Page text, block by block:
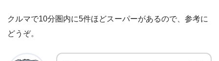
クルマで10分圏内に5件ほどスーパーがあるので、参考に
どうぞ。